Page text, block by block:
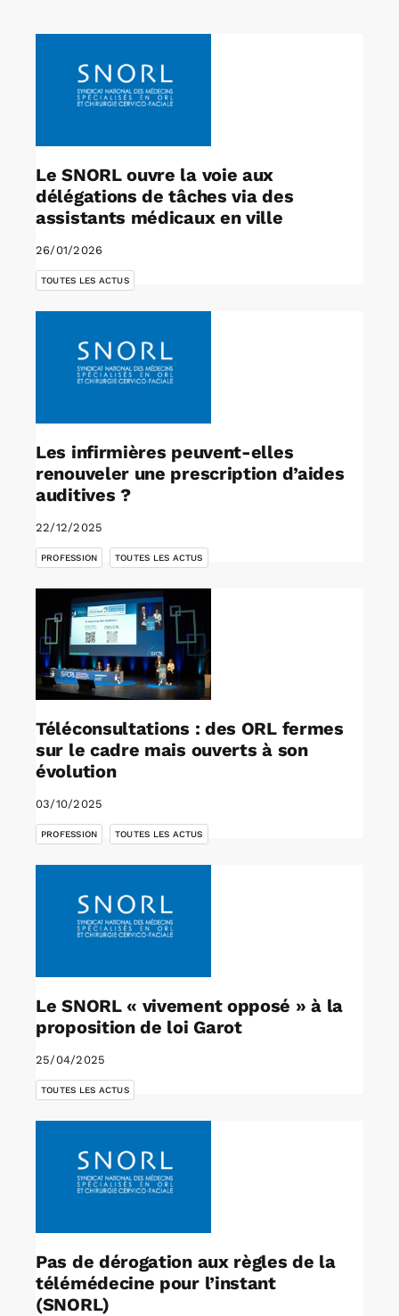
Le SNORL ouvre la voie aux
délégations de tâches via des
assistants médicaux en ville
26/01/2026
TOUTES LES ACTUS
Les infirmières peuvent-elles
renouveler une prescription d’aides
auditives ?
22/12/2025
PROFESSION TOUTES LES ACTUS
Téléconsultations : des ORL fermes
sur le cadre mais ouverts à son
évolution
03/10/2025
PROFESSION TOUTES LES ACTUS
Le SNORL « vivement opposé » à la
proposition de loi Garot
25/04/2025
TOUTES LES ACTUS
Pas de dérogation aux règles de la
télémédecine pour l’instant
(SNORL)